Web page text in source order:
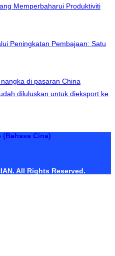
Memperbaharui Produktiviti
Peningkatan Pembajaan: Satu
di pasaran China
diluluskan untuk dieksport ke
(Bahasa Cina)
All Rights Reserved.